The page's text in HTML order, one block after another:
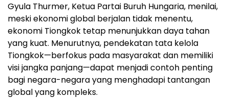
Gyula Thurmer, Ketua Partai Buruh Hungaria, menilai,
meski ekonomi global berjalan tidak menentu,
ekonomi Tiongkok tetap menunjukkan daya tahan
yang kuat. Menurutnya, pendekatan tata kelola
Tiongkok—berfokus pada masyarakat dan memiliki
visi jangka panjang—dapat menjadi contoh penting
bagi negara-negara yang menghadapi tantangan
global yang kompleks.